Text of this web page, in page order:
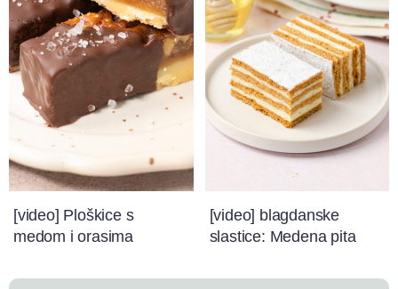
[video] Ploškice s
medom i orasima
[video] blagdanske
slastice: Medena pita